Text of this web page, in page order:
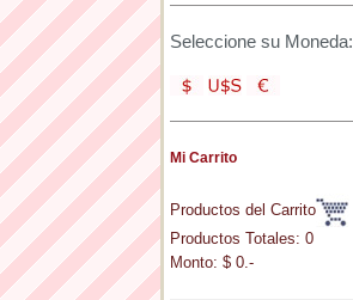
Seleccione su Moneda:
Mi Carrito
Productos del Carrito
Productos Totales: 0
Monto: $ 0.-